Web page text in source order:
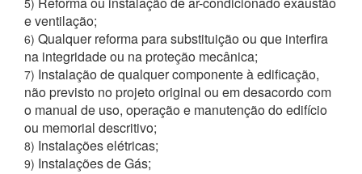
e ventilação;
6) Qualquer reforma para substituição ou que interfira
na integridade ou na proteção mecânica;
7) Instalação de qualquer componente à edificação,
não previsto no projeto original ou em desacordo com
o manual de uso, operação e manutenção do edifício
ou memorial descritivo;
8) Instalações elétricas;
9) Instalações de Gás;